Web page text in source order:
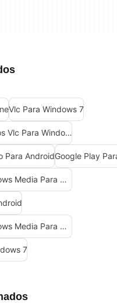
Vlc Para Windows 7
Reproductor De Medios Vlc Para Windows 7
Para AndroidGoogle Play
Reproductor De Windows Media Para Windows 10
Reproductor De Windows Media Para Windows 7
7